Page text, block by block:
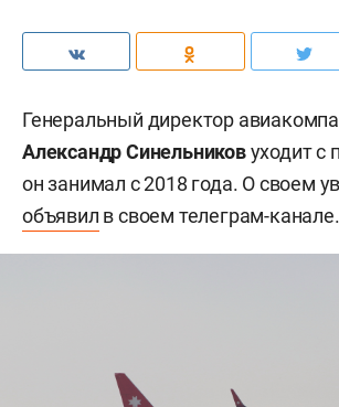
Генеральный директор
Александр Синельниковуходит с
он занимал с 2018 года. О своем
объявил в своем телеграм-канале.